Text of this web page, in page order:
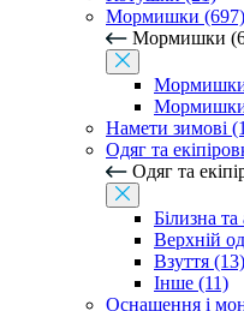
Мормишки (697)
Мормишки
Мормишки
Намети зимові
Одяг та
Одяг та
Білизна
Верхній
Взуття (13)
Інше (11)
Оснащення і